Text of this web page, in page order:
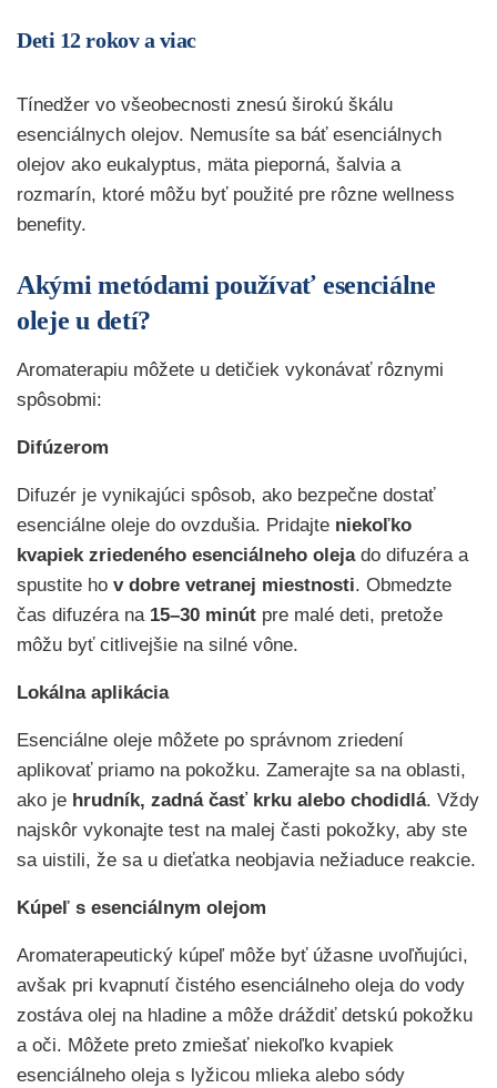
Deti 12 rokov a viac
Tínedžer vo všeobecnosti znesú širokú škálu
esenciálnych olejov. Nemusíte sa báť esenciálnych
olejov ako eukalyptus, mäta pieporná, šalvia a
rozmarín, ktoré môžu byť použité pre rôzne wellness
benefity.
Akými metódami používať esenciálne
oleje u detí?
Aromaterapiu môžete u detičiek vykonávať rôznymi
spôsobmi:
Difúzerom
Difuzér je vynikajúci spôsob, ako bezpečne dostať
esenciálne oleje do ovzdušia. Pridajte niekoľko
kvapiek zriedeného esenciálneho olejado difuzéra a
spustite ho v dobre vetranej miestnosti. Obmedzte
čas difuzéra na 15–30 minút pre malé deti, pretože
môžu byť citlivejšie na silné vône.
Lokálna aplikácia
Esenciálne oleje môžete po správnom zriedení
aplikovať priamo na pokožku. Zamerajte sa na oblasti,
ako je hrudník, zadná časť krku alebo chodidlá. Vždy
najskôr vykonajte test na malej časti pokožky, aby ste
sa uistili, že sa u dieťatka neobjavia nežiaduce reakcie.
Kúpeľ s esenciálnym olejom
Aromaterapeutický kúpeľ môže byť úžasne uvoľňujúci,
avšak pri kvapnutí čistého esenciálneho oleja do vody
zostáva olej na hladine a môže dráždiť detskú pokožku
a oči. Môžete preto zmiešať niekoľko kvapiek
esenciálneho oleja s lyžicou mlieka alebo sódy